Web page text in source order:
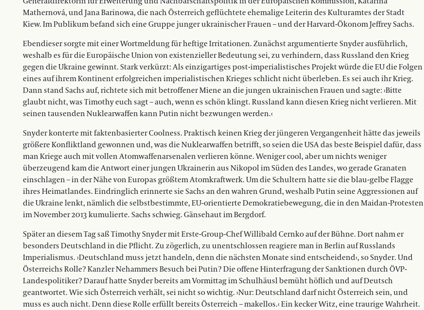
Mathernová, und Jana Barinowa, die nach Österreich geflüchtete ehemalige Leiterin des Kulturamtes der Stadt
Kiew. Im Publikum befand sich eine Gruppe junger ukrainischer Frauen – und der Harvard-Ökonom Jeffrey Sachs.
Ebendieser sorgte mit einer Wortmeldung für heftige Irritationen. Zunächst argumentierte Snyder ausführlich,
weshalb es für die Europäische Union von existenzieller Bedeutung sei, zu verhindern, dass Russland den Krieg
gegen die Ukraine gewinnt. Stark verkürzt: Als einzigartiges post-imperialistisches Projekt würde die EU die Folgen
eines auf ihrem Kontinent erfolgreichen imperialistischen Krieges schlicht nicht überleben. Es sei auch ihr Krieg.
Dann stand Sachs auf, richtete sich mit betroffener Miene an die jungen ukrainischen Frauen und sagte: ›Bitte
glaubt nicht, was Timothy euch sagt – auch, wenn es schön klingt. Russland kann diesen Krieg nicht verlieren. Mit
seinen tausenden Nuklearwaffen kann Putin nicht bezwungen werden.‹
Snyder konterte mit faktenbasierter Coolness. Praktisch keinen Krieg der jüngeren Vergangenheit hätte das jeweils
größere Konfliktland gewonnen und, was die Nuklearwaffen betrifft, so seien die USA das beste Beispiel dafür, dass
man Kriege auch mit vollen Atomwaffenarsenalen verlieren könne. Weniger cool, aber um nichts weniger
überzeugend kam die Antwort einer jungen Ukrainerin aus Nikopol im Süden des Landes, wo gerade Granaten
einschlagen – in der Nähe von Europas größtem Atomkraftwerk. Um die Schultern hatte sie die blau-gelbe Flagge
ihres Heimatlandes. Eindringlich erinnerte sie Sachs an den wahren Grund, weshalb Putin seine Aggressionen auf
die Ukraine lenkt, nämlich die selbstbestimmte, EU-orientierte Demokratiebewegung, die in den Maidan-Protesten
im November 2013 kumulierte. Sachs schwieg. Gänsehaut im Bergdorf.
Später an diesem Tag saß Timothy Snyder mit Erste-Group-Chef Willibald Cernko auf der Bühne. Dort nahm er
besonders Deutschland in die Pflicht. Zu zögerlich, zu unentschlossen reagiere man in Berlin auf Russlands
Imperialismus. ›Deutschland muss jetzt handeln, denn die nächsten Monate sind entscheidend‹, so Snyder. Und
Österreichs Rolle? Kanzler Nehammers Besuch bei Putin? Die offene Hinterfragung der Sanktionen durch ÖVP-
Landespolitiker? Darauf hatte Snyder bereits am Vormittag im Schulhäusl bemüht höflich und auf Deutsch
geantwortet. Wie sich Österreich verhält, sei nicht so wichtig. ›Nur: Deutschland darf nicht Österreich sein, und
muss es auch nicht. Denn diese Rolle erfüllt bereits Österreich – makellos.‹ Ein kecker Witz, eine traurige Wahrheit.